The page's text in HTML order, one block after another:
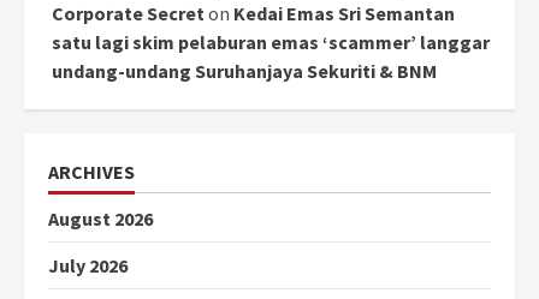
Corporate Secreton Kedai Emas Sri Semantan
satu lagi skim pelaburan emas ‘scammer’ langgar
undang-undang Suruhanjaya Sekuriti & BNM
ARCHIVES
August 2026
July 2026